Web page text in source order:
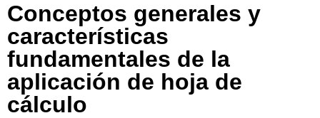
Conceptos generales y
características
fundamentales de la
aplicación de hoja de
cálculo